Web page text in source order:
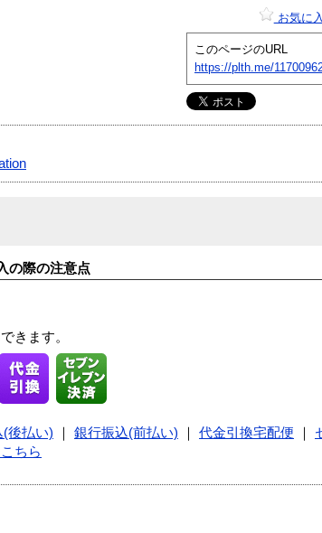
お気に
このページのURL
https://plth.me/
の際の注意点
きます。
後払い) 銀行振込(前払い) 代金引換宅配便
ちら